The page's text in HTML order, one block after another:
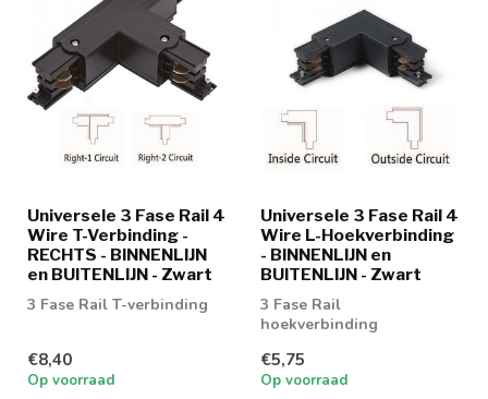
Universele 3 Fase Rail 4
Wire T-Verbinding -
RECHTS - BINNENLIJN
en BUITENLIJN - Zwart
3 Fase Rail T-verbinding
€8,40
Op voorraad
Universele 3 Fase Rail 4
Wire L-Hoekverbinding
- BINNENLIJN en
BUITENLIJN - Zwart
3 Fase Rail
hoekverbinding
€5,75
Op voorraad